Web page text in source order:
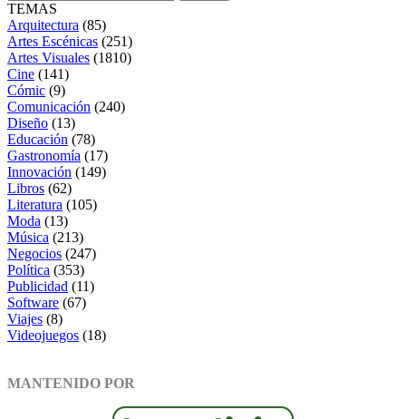
TEMAS
Arquitectura (85)
Artes Escénicas (251)
Artes Visuales (1810)
Cine (141)
Cómic (9)
Comunicación (240)
Diseño (13)
Educación (78)
Gastronomía (17)
Innovación (149)
Libros (62)
Literatura (105)
Moda (13)
Música (213)
Negocios (247)
Política (353)
Publicidad (11)
Software (67)
Viajes (8)
Videojuegos (18)
MANTENIDO POR